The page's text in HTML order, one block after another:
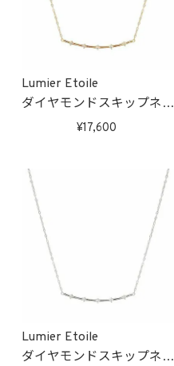
Lumier Etoile
ダイヤモンドスキップネッ
クレス(ゴールド)
17,600
Lumier Etoile
ダイヤモンドスキップネッ